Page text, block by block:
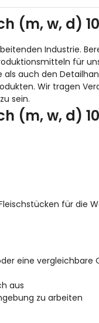
(m, w, d)
Industrie.
für
auch den
Wir tragen
sein.
(m, w, d)
für die
eine vergleichbare
aus
zu arbeiten